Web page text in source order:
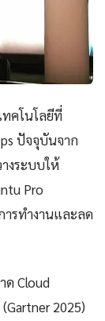
ทคโนโลยีที่
ปัจจุบันจาก
งระบบให้
Pro
ารทำงานและลด
ด Cloud
2025)